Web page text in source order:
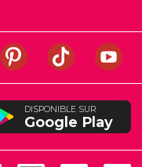
DISPONIBLE SUR
Google Play